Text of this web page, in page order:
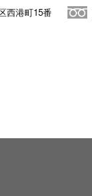
西港町15番